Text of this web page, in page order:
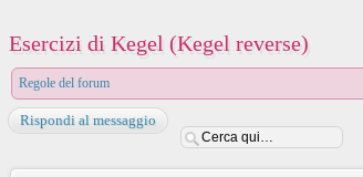
Esercizi di Kegel (Kegel reverse)
Regole del forum
Rispondi al messaggio